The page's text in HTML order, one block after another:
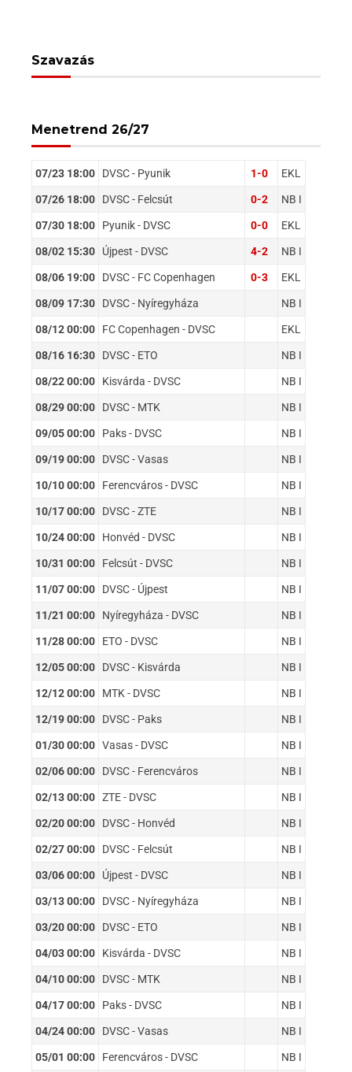
Szavazás
Menetrend 26/27
07/23 18:00 DVSC - Pyunik 1-0 EKL
07/26 18:00 DVSC - Felcsút 0-2 NB I
07/30 18:00 Pyunik - DVSC 0-0 EKL
08/02 15:30 Újpest - DVSC 4-2 NB I
08/06 19:00 DVSC - FC Copenhagen 0-3 EKL
08/09 17:30 DVSC - Nyíregyháza NB I
08/12 00:00 FC Copenhagen - DVSC EKL
08/16 16:30 DVSC - ETO NB I
08/22 00:00 Kisvárda - DVSC NB I
08/29 00:00 DVSC - MTK NB I
09/05 00:00 Paks - DVSC NB I
09/19 00:00 DVSC - Vasas NB I
10/10 00:00 Ferencváros - DVSC NB I
10/17 00:00 DVSC - ZTE NB I
10/24 00:00 Honvéd - DVSC NB I
10/31 00:00 Felcsút - DVSC NB I
11/07 00:00 DVSC - Újpest NB I
11/21 00:00 Nyíregyháza - DVSC NB I
11/28 00:00 ETO - DVSC NB I
12/05 00:00 DVSC - Kisvárda NB I
12/12 00:00 MTK - DVSC NB I
12/19 00:00 DVSC - Paks NB I
01/30 00:00 Vasas - DVSC NB I
02/06 00:00 DVSC - Ferencváros NB I
02/13 00:00 ZTE - DVSC NB I
02/20 00:00 DVSC - Honvéd NB I
02/27 00:00 DVSC - Felcsút NB I
03/06 00:00 Újpest - DVSC NB I
03/13 00:00 DVSC - Nyíregyháza NB I
03/20 00:00 DVSC - ETO NB I
04/03 00:00 Kisvárda - DVSC NB I
04/10 00:00 DVSC - MTK NB I
04/17 00:00 Paks - DVSC NB I
04/24 00:00 DVSC - Vasas NB I
05/01 00:00 Ferencváros - DVSC NB I